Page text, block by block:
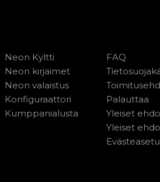
Neon Kyltti
Neon kirjaimet
Neon valaistus
Konfiguraattori
Kumppanialusta
FAQ
Palauttaa
Yleiset
Yleiset